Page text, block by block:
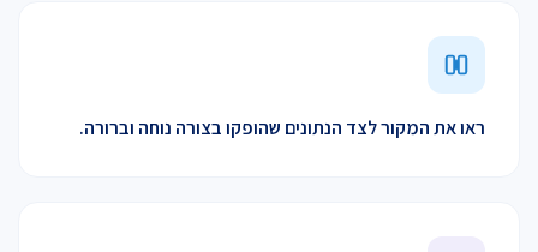
ראו את המקור לצד הנתונים שהופקו בצורה נוחה וברורה.